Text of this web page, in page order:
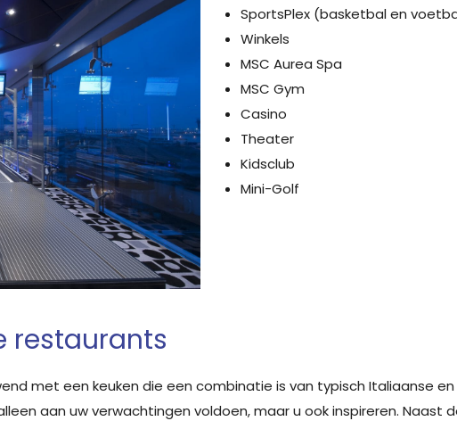
SportsPlex (basketbal en
Winkels
MSC Aurea Spa
MSC Gym
Casino
Theater
Kidsclub
Mini-Golf
restaurants
met een keuken die een combinatie is van typisch Italiaanse
aan uw verwachtingen voldoen, maar u ook inspireren. Naast